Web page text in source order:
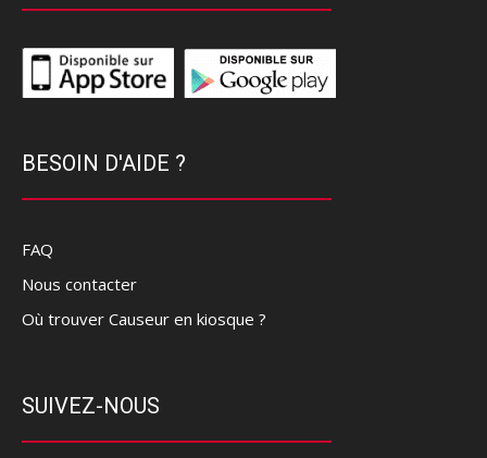
BESOIN D'AIDE ?
FAQ
Nous contacter
Où trouver Causeur en kiosque ?
SUIVEZ-NOUS